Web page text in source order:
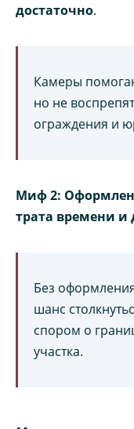
достаточно.
Камеры
но не
ограждения и
Миф 2:
трата времени и
Без
шанс
спором о
участка.